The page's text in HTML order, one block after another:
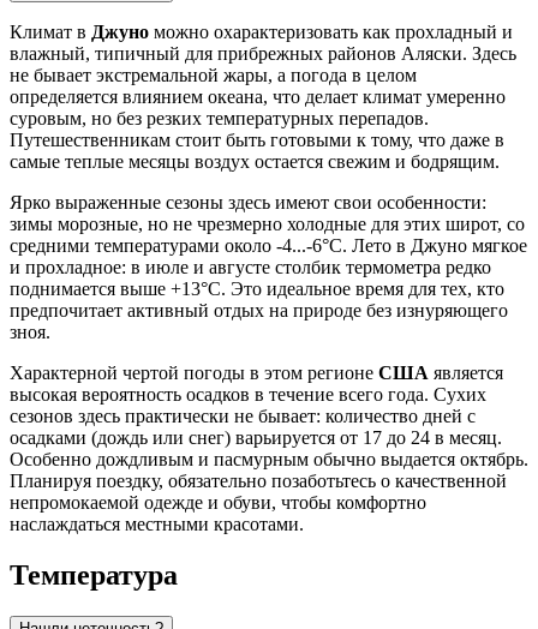
Климат в Джуно можно охарактеризовать как прохладный и
влажный, типичный для прибрежных районов Аляски. Здесь
не бывает экстремальной жары, а погода в целом
определяется влиянием океана, что делает климат умеренно
суровым, но без резких температурных перепадов.
Путешественникам стоит быть готовыми к тому, что даже в
самые теплые месяцы воздух остается свежим и бодрящим.
Ярко выраженные сезоны здесь имеют свои особенности:
зимы морозные, но не чрезмерно холодные для этих широт, со
средними температурами около -4...-6°C. Лето в Джуно мягкое
и прохладное: в июле и августе столбик термометра редко
поднимается выше +13°C. Это идеальное время для тех, кто
предпочитает активный отдых на природе без изнуряющего
зноя.
Характерной чертой погоды в этом регионе США является
высокая вероятность осадков в течение всего года. Сухих
сезонов здесь практически не бывает: количество дней с
осадками (дождь или снег) варьируется от 17 до 24 в месяц.
Особенно дождливым и пасмурным обычно выдается октябрь.
Планируя поездку, обязательно позаботьтесь о качественной
непромокаемой одежде и обуви, чтобы комфортно
наслаждаться местными красотами.
Температура